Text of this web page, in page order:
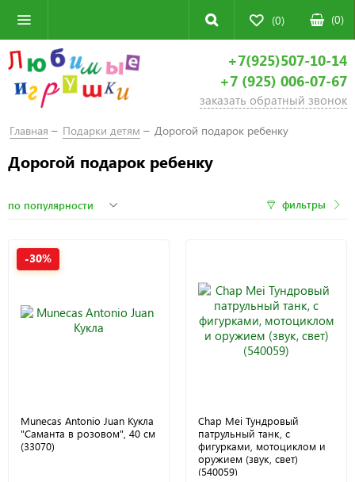
(0) (0)
+7(925)507-10-14
+7 (925) 006-07-67
заказать обратный звонок
Главная Подарки детям Дорогой подарок ребенку
Дорогой подарок ребенку
фильтры
-30%
Munecas Antonio Juan Кукла
"Саманта в розовом", 40 см
(33070)
Chap Mei Тундровый
патрульный танк, с
фигурками, мотоциклом и
оружием (звук, свет)
(540059)